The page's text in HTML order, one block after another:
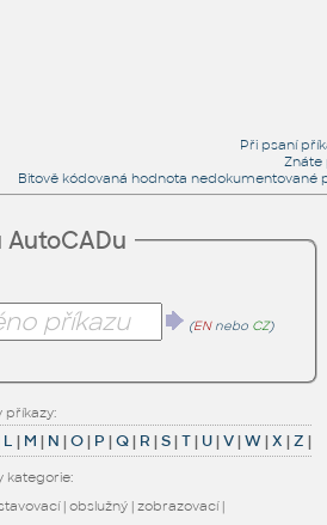
Při psaní
Znáte
Bitově kódovaná hodnota nedokumentované
(ENnebo CZ)
příkazy:
L | M | N |O| P |Q| R |S|T| U|V|W|X |Z |
kategorie:
| obslužný| zobrazovací|